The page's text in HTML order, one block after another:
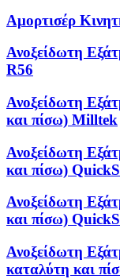
Αμορτισέρ
Ανοξείδωτη
R56
Ανοξείδωτη
και πίσω) Milltek
Ανοξείδωτη
και πίσω)
Ανοξείδωτη
και πίσω)
Ανοξείδωτη
καταλύτη και